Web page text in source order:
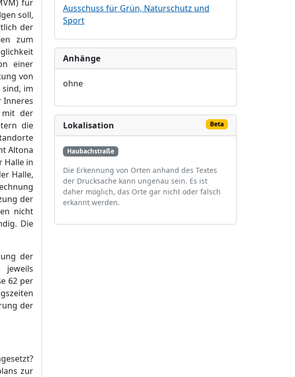
für
soll,
der
zum
glichkeit
einer
von
im
Inneres
mit der
die
Altona
Halle in
Halle,
der
nicht
Die
der
jeweils
e 62 per
der
ns zur
Ausschuss für Grün, Naturschutz und
Sport
Anhänge
ohne
Lokalisation Beta
Haubachstraße
Die Erkennung von Orten anhand des Textes
der Drucksache kann ungenau sein. Es ist
daher möglich, das Orte gar nicht oder falsch
erkannt werden.